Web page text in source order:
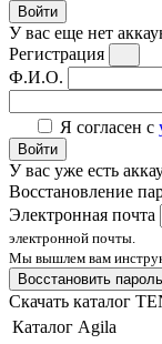
Войти
У вас еще нет
Регистрация
Ф.И.О.
Я согласен с
Войти
У вас уже есть
Восстановление
Электронная почта
электронной почты.
Мы вышлем вам
Восстановить пароль
Скачать каталог
Каталог Agila